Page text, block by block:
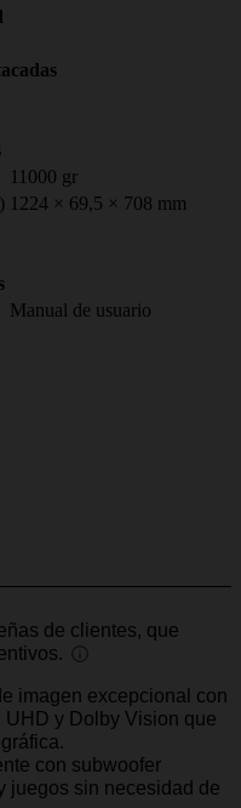
11000 gr
1224 × 69,5 × 708 mm
Manual de usuario